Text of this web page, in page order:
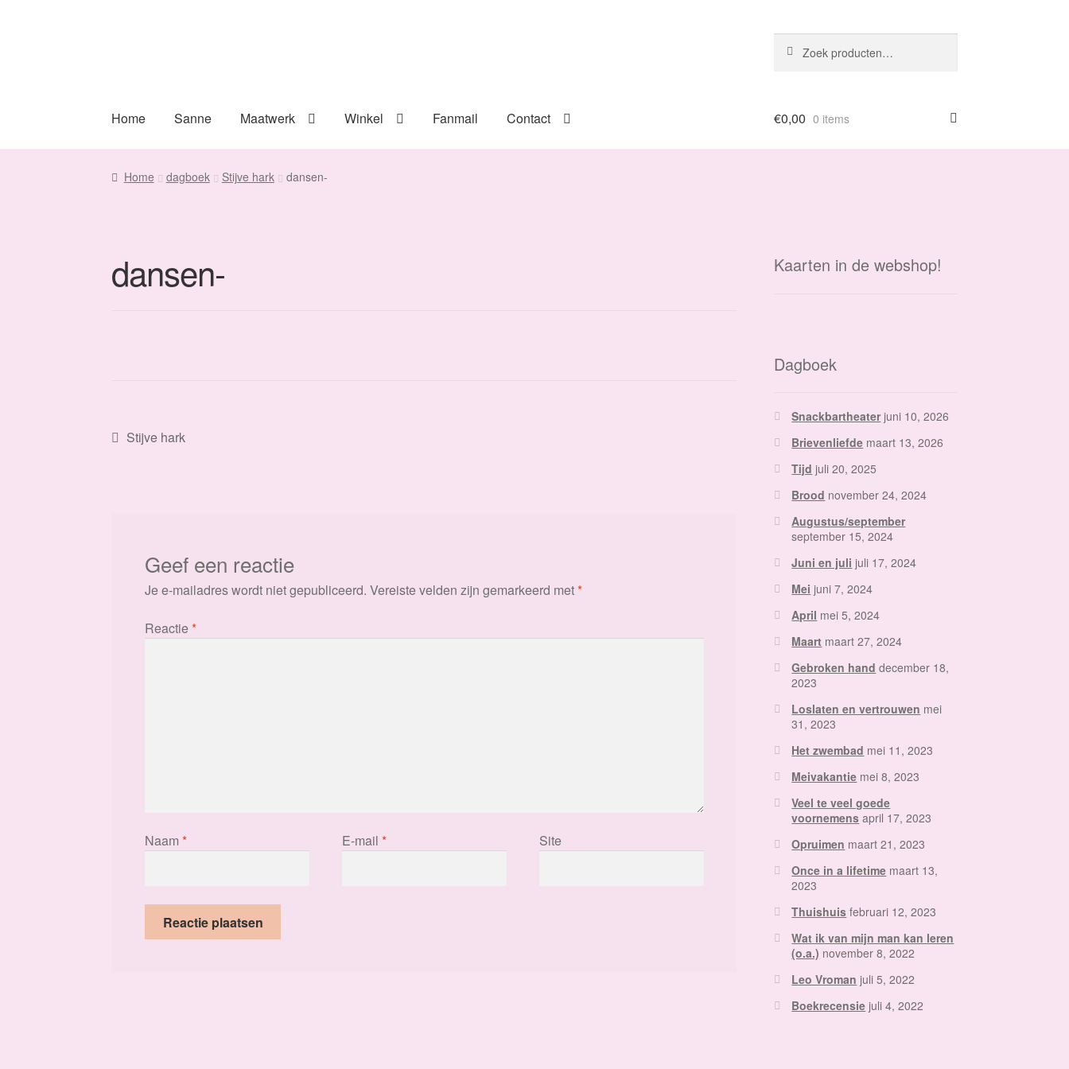
naar:
Home Sanne Maatwerk Winkel Fanmail Contact €0,00 0 items
Home dagboek Stijve hark dansen-
dansen-
Bericht
Vorig
Stijve hark
Geef een reactie
Je e-mailadres wordt niet gepubliceerd. Vereiste velden zijn gemarkeerd met*
Reactie*
Naam * E-mail * Site
Kaarten in de webshop!
Dagboek
Snackbartheater juni 10, 2026
Brievenliefde maart 13, 2026
Tijd juli 20, 2025
Brood november 24, 2024
Augustus/september
september 15, 2024
Juni en juli juli 17, 2024
Mei juni 7, 2024
April mei 5, 2024
Maart maart 27, 2024
Gebroken hand december 18,
2023
Loslaten en vertrouwen mei
31, 2023
Het zwembad mei 11, 2023
Meivakantie mei 8, 2023
Veel te veel goede
voornemens april 17, 2023
Opruimen maart 21, 2023
Once in a lifetime maart 13,
2023
Thuishuis februari 12, 2023
Wat ik van mijn man kan leren
(o.a.) november 8, 2022
Leo Vroman juli 5, 2022
Boekrecensie juli 4, 2022